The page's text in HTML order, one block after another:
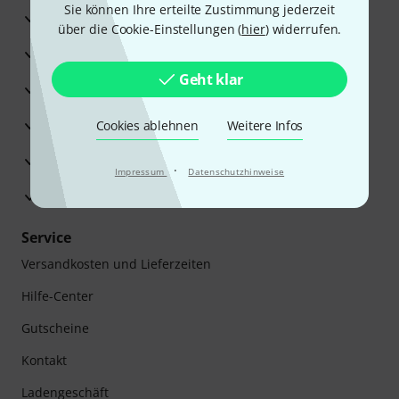
Sie können Ihre erteilte Zustimmung jederzeit
über die Cookie-Einstellungen (hier) widerrufen.
Geht klar
Cookies ablehnen Weitere Infos
Impressum · Datenschutzhinweise
3 Jahre Thomann Garantie
30 Tage Money-Back-Garantie
Reparaturservice
Beratung durch Fachexperten
Zufriedenheitsgarantie
Europas größtes Versandlager
Service
Versandkosten und Lieferzeiten
Hilfe-Center
Gutscheine
Kontakt
Ladengeschäft